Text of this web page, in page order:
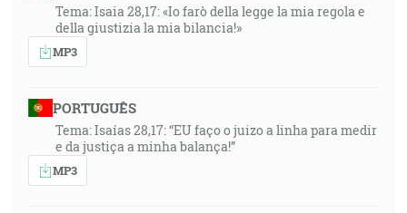
Tema: Isaia 28,17: «Io farò della legge la mia regola e
della giustizia la mia bilancia!»
MP3
PORTUGUÊS
Tema: Isaías 28,17: “EU faço o juizo a linha para medir
e da justiça a minha balança!”
MP3